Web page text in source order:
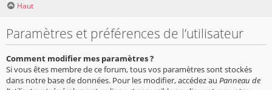
Haut
Paramètres et préférences de l’utilisateur
Comment modifier mes paramètres ?
Si vous êtes membre de ce forum, tous vos paramètres sont stockés
dans notre base de données. Pour les modifier, accédez au Panneau de